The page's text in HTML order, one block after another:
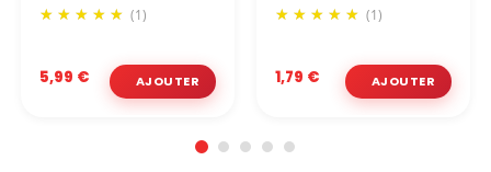
(1)
5,99 €
(1)
1,79 €